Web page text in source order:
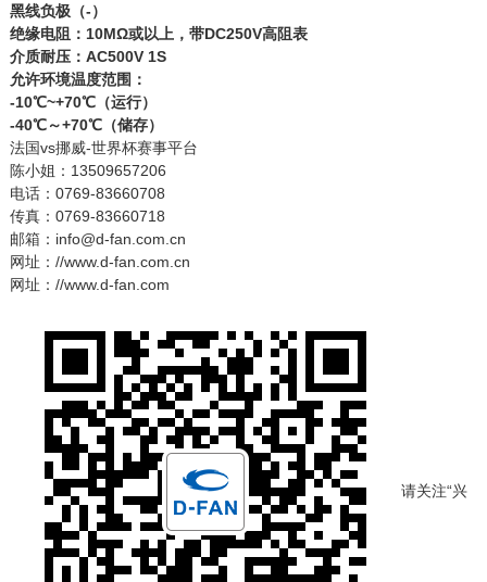
黑线负极（-）
绝缘电阻：10MΩ或以上，带DC250V高阻表
介质耐压：AC500V 1S
允许环境温度范围：
-10℃~+70℃（运行）
-40℃～+70℃（储存）
法国vs挪威-世界杯赛事平台
陈小姐：13509657206
电话：0769-83660708
传真：0769-83660718
邮箱：info@d-fan.com.cn
网址：//www.d-fan.com.cn
网址：//www.d-fan.com
请关注“兴